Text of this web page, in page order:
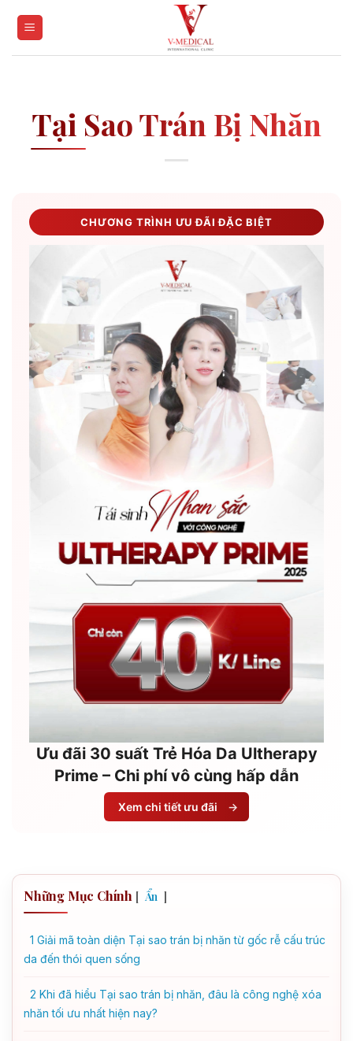
Tại Sao Trán Bị Nhăn
CHƯƠNG TRÌNH ƯU ĐÃI ĐẶC BIỆT
Ưu đãi 30 suất Trẻ Hóa Da Ultherapy
Prime – Chi phí vô cùng hấp dẫn
Xem chi tiết ưu đãi →
Những Mục Chính [ Ẩn ]
1 Giải mã toàn diện Tại sao trán bị nhăn từ gốc rễ cấu trúc
da đến thói quen sống
2 Khi đã hiểu Tại sao trán bị nhăn, đâu là công nghệ xóa
nhăn tối ưu nhất hiện nay?